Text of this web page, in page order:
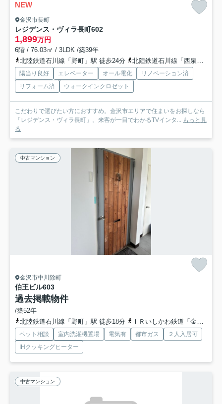
NEW
金沢市長町
レジデンス・ヴィラ長町602
1,899万円
6階 / 76.03㎡ / 3LDK /築39年
北陸鉄道石川線「野町」駅 徒歩24分
北陸鉄道石川線「西泉」駅 徒歩24分
陽当り良好 エレベーター オール電化
リノベーション済
リフォーム済
ウォークインクロゼット
こだわりで選びたい方におすすめ。金沢市エリアで住まいをお探しなら
「レジデンス・ヴィラ長町」。来客が一目でわかるTVインタ... もっと見
る
中古マンション
金沢市中川除町
伯王ビル603
過去掲載物件
/築52年
北陸鉄道石川線「野町」駅 徒歩18分
ＩＲいしかわ鉄道「金沢」駅 徒歩41分
ペット相談 室内洗濯機置場 電気有 都市ガス
２人入居可
IHクッキングヒーター
中古マンション